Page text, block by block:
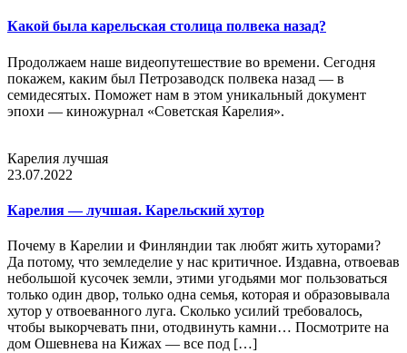
Какой была карельская столица полвека назад?
Продолжаем наше видеопутешествие во времени. Сегодня
покажем, каким был Петрозаводск полвека назад — в
семидесятых. Поможет нам в этом уникальный документ
эпохи — киножурнал «Советская Карелия».
Карелия лучшая
23.07.2022
Карелия — лучшая. Карельский хутор
Почему в Карелии и Финляндии так любят жить хуторами?
Да потому, что земледелие у нас критичное. Издавна, отвоевав
небольшой кусочек земли, этими угодьями мог пользоваться
только один двор, только одна семья, которая и образовывала
хутор у отвоеванного луга. Сколько усилий требовалось,
чтобы выкорчевать пни, отодвинуть камни… Посмотрите на
дом Ошевнева на Кижах — все под […]